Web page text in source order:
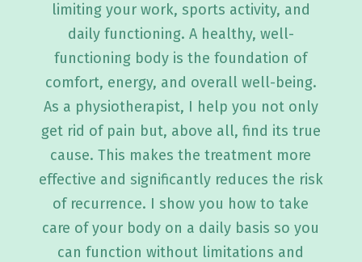
limiting your work, sports activity, and
daily functioning. A healthy, well-
functioning body is the foundation of
comfort, energy, and overall well-being.
As a physiotherapist, I help you not only
get rid of pain but, above all, find its true
cause. This makes the treatment more
effective and significantly reduces the risk
of recurrence. I show you how to take
care of your body on a daily basis so you
can function without limitations and